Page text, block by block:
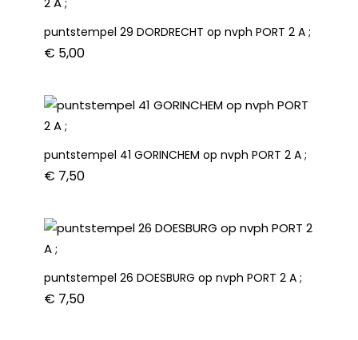
puntstempel 29 DORDRECHT op nvph PORT 2 A ;
€ 5,00
puntstempel 41 GORINCHEM op nvph PORT 2 A ;
€ 7,50
puntstempel 26 DOESBURG op nvph PORT 2 A ;
€ 7,50